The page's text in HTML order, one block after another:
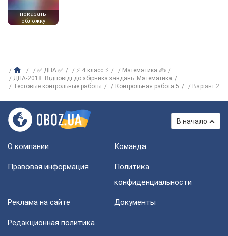
показать
обложку
✅ ДПА ✅ ⚡ 4 класс ⚡
Математика ✍
ДПА-2018. Відповіді до збірника завдань. Математика
Тестовые контрольные работы
Контрольная работа 5 Варіант 2
В начало
О компании Команда
Правовая информация
Политика
конфиденциальности
Реклама на сайте Документы
Редакционная политика